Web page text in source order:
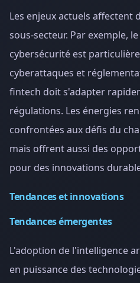
Les enjeux actuels affectent
sous-secteur. Par exemple,
cybersécurité est
cyberattaques et
fintech doit s'adapter
régulations. Les énergies
confrontées aux défis du
mais offrent aussi des
pour des innovations
Tendances et innovations
Tendances émergentes
L'adoption de l'intelligence
en puissance des